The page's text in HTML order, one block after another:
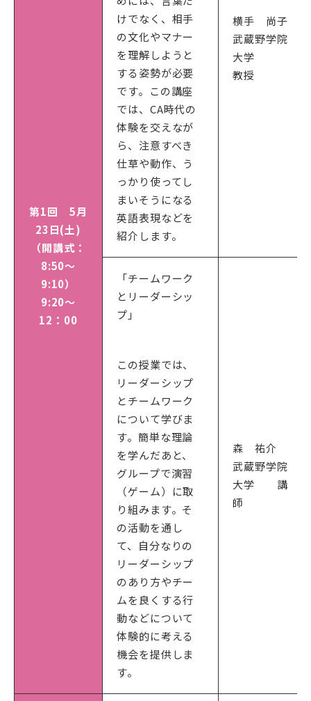
第1回 5月
23日(土)
（開講式：
8:50～
9:10）
9:20～
12：00
けでなく、相手
の文化やマナー
を理解しようと
する姿勢が必要
です。この講座
では、CA時代の
体験を交えなが
ら、注意すべき
仕草や動作、う
っかり使ってし
まいそうになる
英語表現などを
紹介します。
横手 尚子
武蔵野学院
大学
教授
「チームワーク
とリーダーシッ
プ」
この授業では、
リーダーシップ
とチームワーク
について学びま
す。簡単な理論
を学んだあと、
グループで演習
（ゲーム）に取
り組みます。そ
の活動を通し
て、自分なりの
リーダーシップ
のあり方やチー
ムを良くする行
動などについて
体験的に考える
機会を提供しま
す。
森 祐介
武蔵野学院
大学 講
師